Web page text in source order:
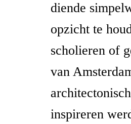
diende
opzicht te
scholieren of
van
inspireren